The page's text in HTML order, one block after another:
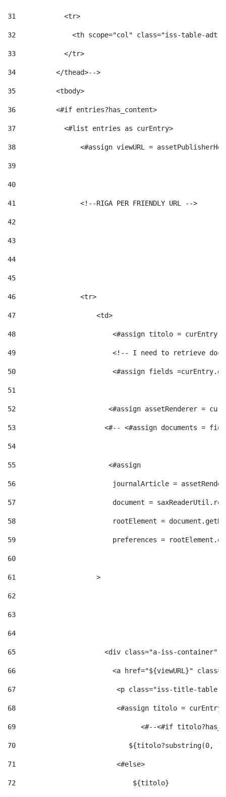
31
            <tr>
32
<th scope="col" class="iss-table-
33
            </tr>
34
          </thead>-->
35
          <tbody>
36
          <#if entries?has_content>
37
            <#list entries as curEntry>
38
<#assign viewURL =
39
40
41
                <!--RIGA PER FRIENDLY URL -->
42
43
44
45
46
                <tr>
47
                    <td>
48
<#assign titolo =
49
<!-- I need to retrieve
50
<#assign fields
51
52
<#assign assetRenderer =
53
<#-- <#assign documents =
54
55
                       <#assign
56
journalArticle =
57
document =
58
rootElement =
59
preferences =
60
61
                    >
62
63
64
65
<div class="a-iss-container"
66
<a href="${viewURL}"
67
<p class="iss-title-
68
<#assign titolo =
69
<#--
70
${titolo?substring(0,
71
                         <#else>
72
                             ${titolo}